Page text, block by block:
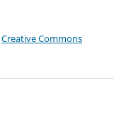
Creative Commons